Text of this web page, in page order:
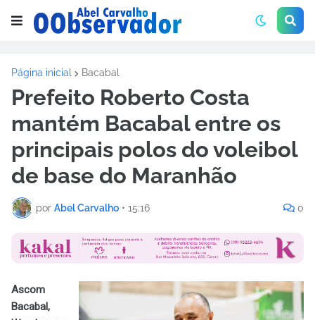
Página inicial Bacabal
Prefeito Roberto Costa
mantém Bacabal entre os
principais polos do voleibol
de base do Maranhão
por Abel Carvalho • 15:16 0
Ascom
Bacabal,